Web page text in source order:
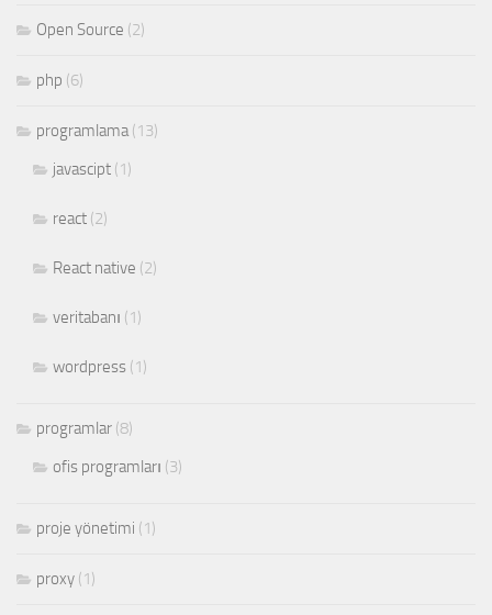
Open Source (2)
php (6)
programlama(13)
javascipt (1)
react (2)
React native (2)
veritabanı (1)
wordpress (1)
programlar (8)
ofis programları (3)
proje yönetimi (1)
proxy (1)